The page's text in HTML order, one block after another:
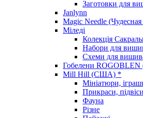
Заготовки для
Janlynn
Magic Needle
Міледі
Колекція
Набори для
Схеми для
Гобелени ROGOBLEN
Mill Hill (США) *
Мініатюри,
Прикраси, підвіси
Фауна
Різне